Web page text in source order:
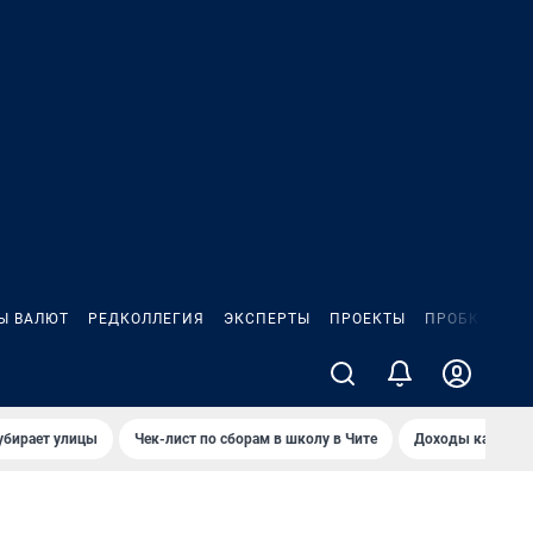
ВАЛЮТ РЕДКОЛЛЕГИЯ ЭКСПЕРТЫ ПРОЕКТЫ ПРОБКИ
улицы Чек-лист по сборам в школу в Чите Доходы